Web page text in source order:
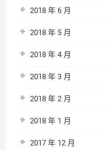
2018 年 6 月
2018 年 5 月
2018 年 4 月
2018 年 3 月
2018 年 2 月
2018 年 1 月
2017 年 12 月